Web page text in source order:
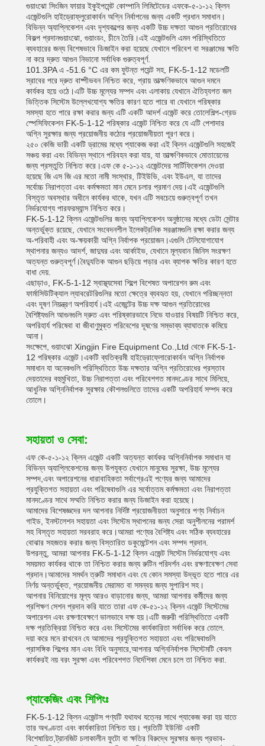
গুয়াংঝো সিংজিন ফায়ার ইকুইপমেন্ট কোম্পানি লিমিটেডের এফকে-৫-১-১২ ক্লিন
এজেন্টগুলি হাইড্রোফ্লুরোকার্বন অগ্নি নির্বাপনের জন্য একটি প্রধান সমাধান।
বিভিন্ন অ্যাপ্লিকেশন এবং দৃশ্যকল্পের জন্য একটি উচ্চ দক্ষতা আগুন প্রতিরোধের
বিকল্প প্রদানগুয়াংঝো, গুয়াংডং, চীনে তৈরি।এই এজেন্টগুলি এমন পরিস্থিতিতে
ব্যবহারের জন্য বিশেষভাবে ডিজাইন করা হয়েছে যেখানে পরিবেশ বা সরঞ্জামের ক্ষতি
না করে দ্রুত আগুন নিভানো সর্বাধিক গুরুত্বপূর্ণ.
101.3PA এ -51.6 °C এর কম ফুটন্ত পয়েন্ট সহ, FK-5-1-12 মডেলটি
স্রাবের পরে দ্রুত বাষ্পীভবন নিশ্চিত করে, প্রায় তাত্ক্ষণিকভাবে আগুন দমনে
কার্যকর হয়ে ওঠে।এটি উচ্চ মূল্যের সম্পদ এবং এলাকায় যেখানে ঐতিহ্যগত জল
ভিত্তিক সিস্টেম উল্লেখযোগ্য ক্ষতির কারণ হতে পারে বা যেখানে পরিষ্কার
সমস্যা হতে পারে রক্ষা করার জন্য এটি একটি আদর্শ এজেন্ট করে তোলেশিল্প-গ্রেড
স্পেসিফিকেশন FK-5-1-12 পরিষ্কার এজেন্ট নিশ্চিত করে যে এটি পেশাদার
অগ্নি সুরক্ষার জন্য প্রয়োজনীয় কঠোর প্রয়োজনীয়তা পূরণ করে।
২৫০ কেজি ভারী একটি ড্রামের মধ্যে প্যাকেজ করা এই ক্লিন এজেন্টগুলি সহজেই
সঞ্চয় করা এবং বিভিন্ন স্থানে পরিবহন করা যায়, যা তাত্ক্ষণিকভাবে মোতায়েনের
জন্য প্রস্তুতি নিশ্চিত করে।এফ কে ৫-১-১২ এজেন্টদের সার্টিফিকেশন দেওয়া
হয়েছে জি এস জি এর মতো নামী সংস্থার, টিইউভি, এবং ইউএল, যা তাদের
সর্বোচ্চ নিরাপত্তা এবং কর্মক্ষমতা মান মেনে চলার প্রমাণ দেয়।এই এজেন্টগুলি
বিস্তৃত অবস্থার অধীনে কার্যকর থাকে, যখন এটি সবচেয়ে গুরুত্বপূর্ণ তখন
নির্ভরযোগ্য পারফরম্যান্স নিশ্চিত করে।
FK-5-1-12 ক্লিন এজেন্টগুলির জন্য অ্যাপ্লিকেশন অনুষ্ঠানের মধ্যে ডেটা সেন্টার
অন্তর্ভুক্ত রয়েছে, যেখানে সংবেদনশীল ইলেকট্রনিক সরঞ্জামগুলি রক্ষা করার জন্য
অ-পরিবাহী এবং অ-ক্ষয়কারী অগ্নি নির্বাপক প্রয়োজন।এগুলি টেলিযোগাযোগ
স্থাপনার জন্যও আদর্শ, জাদুঘর এবং আর্কাইভ, যেখানে মূল্যবান জিনিস সংরক্ষণ
অত্যন্ত গুরুত্বপূর্ণ।বৈদ্যুতিক আগুন ছড়িয়ে পড়ার এবং ব্যাপক ক্ষতির কারণ হতে
বাধা দেয়.
এছাড়াও, FK-5-1-12 স্বাস্থ্যসেবা শিল্পে বিশেষত অপারেশন রুম এবং
ফার্মাসিউটিক্যাল ল্যাবরেটরিগুলির মতো ক্ষেত্রে ব্যবহৃত হয়, যেখানে পরিচ্ছন্নতা
এবং দূষণ নিয়ন্ত্রণ অপরিহার্য।এই এজেন্টের উচ্চ দক্ষ আগুন প্রতিরোধের
বৈশিষ্ট্যগুলি আগুনগুলি দ্রুত এবং পরিষ্কারভাবে নিভে যাওয়ার বিষয়টি নিশ্চিত করে,
অপরিহার্য পরিষেবা বা জীবাণুমুক্ত পরিবেশের দূষণের সম্ভাব্য ব্যাঘাতকে কমিয়ে
আনা।
সংক্ষেপে, গুয়াংঝো Xingjin Fire Equipment Co.,Ltd থেকে FK-5-1-
12 পরিষ্কার এজেন্ট।একটি ব্যতিক্রমী হাইড্রোফ্লোরোকার্বন অগ্নি নির্বাপক
সমাধান যা অনেকগুলি পরিস্থিতিতে উচ্চ দক্ষতার অগ্নি প্রতিরোধের প্রস্তাব
দেয়তাদের বহুমুখিতা, উচ্চ নিরাপত্তা এবং পরিবেশগত মানদণ্ডের সাথে মিলিয়ে,
আধুনিক অগ্নিনির্বাপক সুরক্ষার কৌশলগুলিতে তাদের একটি অপরিহার্য সম্পদ করে
তোলে।
সহায়তা ও সেবা:
এফ কে-৫-১-১২ ক্লিন এজেন্ট একটি অত্যন্ত কার্যকর অগ্নিনির্বাপক সমাধান যা
বিভিন্ন অ্যাপ্লিকেশনের জন্য উপযুক্ত যেখানে মানুষের সুরক্ষা, উচ্চ মূল্যের
সম্পদ,এবং অপারেশনের ধারাবাহিকতা সর্বাগ্রেএই পণ্যের জন্য আমাদের
প্রযুক্তিগত সহায়তা এবং পরিষেবাগুলি এর সর্বোত্তম কর্মক্ষমতা এবং নিরাপত্তা
মানদণ্ডের সাথে সম্মতি নিশ্চিত করার জন্য ডিজাইন করা হয়েছে।
আমাদের বিশেষজ্ঞদের দল আপনার নির্দিষ্ট প্রয়োজনীয়তা অনুসারে পণ্য নির্বাচন
গাইড, ইনস্টলেশন সহায়তা এবং সিস্টেম স্থাপনের জন্য সেরা অনুশীলনের পরামর্শ
সহ বিস্তৃত সহায়তা সরবরাহ করে।আমরা পণ্যের বৈশিষ্ট্য এবং সঠিক ব্যবহারের
বোঝার সহজতর করার জন্য বিস্তারিত ডকুমেন্টেশন এবং সম্পদ প্রদান.
উপরন্তু, আমরা আপনার FK-5-1-12 ক্লিন এজেন্ট সিস্টেম নির্ভরযোগ্য এবং
সময়মত কার্যকর থাকে তা নিশ্চিত করার জন্য রুটিন পরিদর্শন এবং রক্ষণাবেক্ষণ সেবা
প্রদান।আমাদের সমর্থন ত্রুটি সমাধান এবং যে কোন সমস্যা উদ্ভূত হতে পারে এর
নির্ণয় অন্তর্ভুক্ত, প্রয়োজনীয় মেরামত বা সমন্বয় জন্য সুপারিশ সহ।
আপনার বিনিয়োগের মূল্য আরও বাড়ানোর জন্য, আমরা আপনার কর্মীদের জন্য
প্রশিক্ষণ সেশন প্রদান করি যাতে তারা এফ কে-৫১-১২ ক্লিন এজেন্ট সিস্টেমের
অপারেশন এবং রক্ষণাবেক্ষণে ভালভাবে দক্ষ হয়।এটি জরুরী পরিস্থিতিতে একটি
দক্ষ প্রতিক্রিয়া নিশ্চিত করে এবং সিস্টেমের কার্যকারিতা সর্বাধিক করে তোলে.
দয়া করে মনে রাখবেন যে আমাদের প্রযুক্তিগত সহায়তা এবং পরিষেবাগুলি
প্রাসঙ্গিক শিল্পের মান এবং বিধি অনুসারে,আপনার অগ্নিনির্বাপক সিস্টেমটি কেবল
কার্যকরই নয় বরং সুরক্ষা এবং পরিবেশগত নির্দেশিকা মেনে চলে তা নিশ্চিত করা.
প্যাকেজিং এবং শিপিংঃ
FK-5-1-12 ক্লিন এজেন্টস পণ্যটি যথাযথ যত্নের সাথে প্যাকেজ করা হয় যাতে
তার অখণ্ডতা এবং কার্যকারিতা নিশ্চিত হয়। প্রতিটি ইউনিট একটি
বিশেষায়িত,ট্রানজিট চলাকালীন ফুটো বা ক্ষতির বিরুদ্ধে সুরক্ষার জন্য প্রভাব-